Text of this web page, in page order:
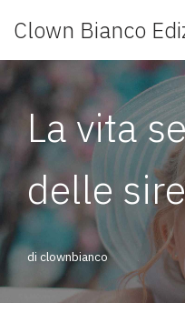
al
contenuto
Clown Bianco
La vita
delle
diclownbianco